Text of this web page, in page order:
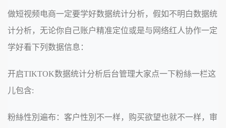
做短视频电商一定要学好数据统计分析，假如不明白数据统
计分析，无论你自己账户精准定位或是与网络红人协作一定
学好看下列数据信息：
开启TIKTOK数据统计分析后台管理大家点一下粉絲一栏这
儿包含:
粉絲性別遍布：客户性別不一样，购买欲望也就不一样，审